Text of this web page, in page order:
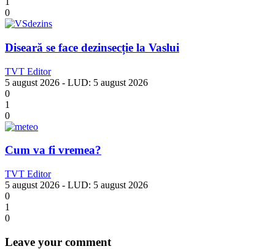
0
Diseară se face dezinsecție la Vaslui
TVT Editor
5 august 2026 - LUD: 5 august 2026
0
1
0
Cum va fi vremea?
TVT Editor
5 august 2026 - LUD: 5 august 2026
0
1
0
Leave your comment